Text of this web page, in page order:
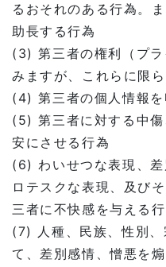
るおそれのある行為。
助長する行為
(3) 第三者の権利（プ
みますが、これらに限
(4) 第三者の個人情報
(5) 第三者に対する中
安にさせる行為
(6) わいせつな表現、
ロテスクな表現、及び
三者に不快感を与える
(7) 人種、民族、性別
て、差別感情、憎悪を